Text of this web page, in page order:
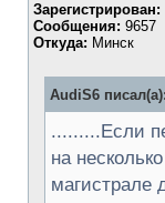
Зарегистрирован:
Сообщения: 9657
Откуда: Минск
AudiS6 писал(а):
.........Если
на
магистрале